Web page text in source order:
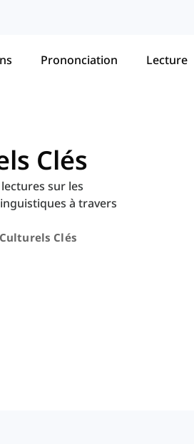
Prononciation Lecture
Clés
sur les
à travers
Clés